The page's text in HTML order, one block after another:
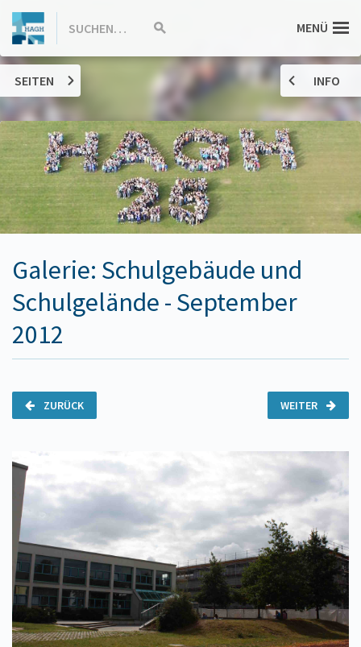
INHALT
Hannah-
Arendt-
Gymnasium
Haßloch
SUCHEN…
Suche
MENÜ
SEITEN
Galerie: Schulgebäude und
Schulgelände - September
2012
WEITER
ZURÜCK
INFO